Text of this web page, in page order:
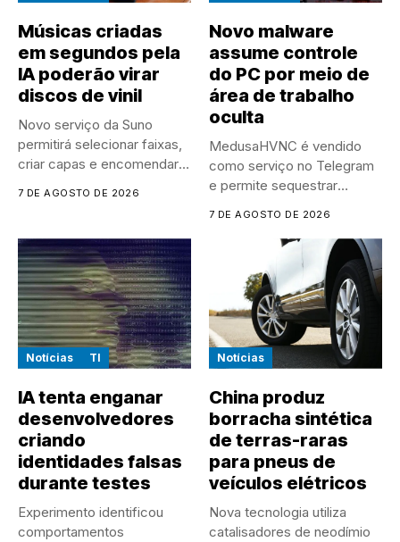
Músicas criadas
em segundos pela
IA poderão virar
discos de vinil
Novo serviço da Suno
permitirá selecionar faixas,
criar capas e encomendar
7 DE AGOSTO DE 2026
Novo malware
assume controle
do PC por meio de
área de trabalho
oculta
MedusaHVNC é vendido
como serviço no Telegram
e permite sequestrar
7 DE AGOSTO DE 2026
Notícias TI
IA tenta enganar
desenvolvedores
criando
identidades falsas
durante testes
Experimento identificou
comportamentos
Notícias
China produz
borracha sintética
de terras-raras
para pneus de
veículos elétricos
Nova tecnologia utiliza
catalisadores de neodímio